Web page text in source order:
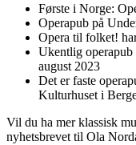
Første i Norge:
Operapub på
Opera til folket!
Ukentlig operapub
august 2023
Det er faste
Kulturhuset i
Vil du ha mer klassisk
nyhetsbrevet til Ola